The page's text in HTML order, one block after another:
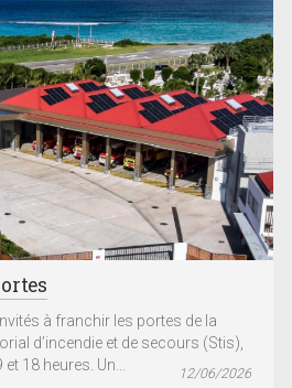
à franchir les portes de la
d’incendie et de secours (Stis),
18 heures. Un...
12/06/2026